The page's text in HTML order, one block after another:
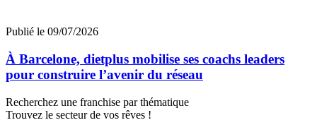
Publié le 09/07/2026
À Barcelone, dietplus mobilise ses coachs leaders
pour construire l’avenir du réseau
Recherchez une franchise par thématique
Trouvez le secteur de vos rêves !